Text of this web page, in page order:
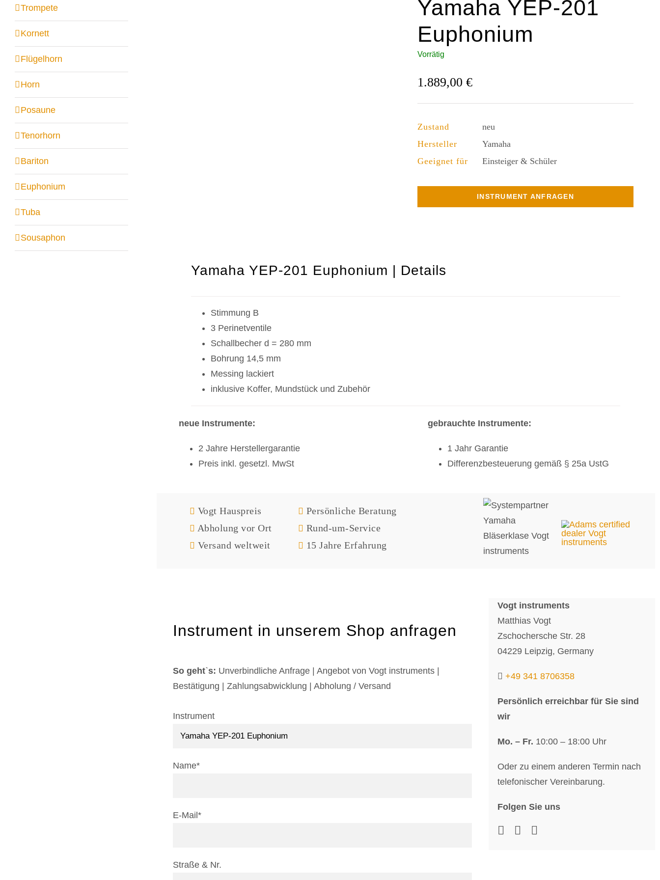
Yamaha YEP-201
Euphonium
Vorrätig
1.889,00€
Zustand
neu
Hersteller
Yamaha
Geeignet für
Einsteiger & Schüler
INSTRUMENT ANFRAGEN
Yamaha YEP-201 Euphonium | Details
Stimmung B
3 Perinetventile
Schallbecher d = 280 mm
Bohrung 14,5 mm
Messing lackiert
inklusive Koffer, Mundstück und Zubehör
neue Instrumente:
2 Jahre Herstellergarantie
Preis inkl. gesetzl. MwSt
gebrauchte Instrumente:
1 Jahr Garantie
Differenzbesteuerung gemäß § 25a UstG
Vogt Hauspreis
Abholung vor Ort
Versand weltweit
Persönliche Beratung
Rund-um-Service
15 Jahre Erfahrung
Instrument in unserem Shop anfragen
So gehtˋs: Unverbindliche Anfrage | Angebot von Vogt instruments |
Bestätigung |Zahlungsabwicklung |Abholung / Versand
Instrument
Name*
E-Mail*
Straße & Nr.
Vogt instruments
Matthias Vogt
Zschochersche Str. 28
04229 Leipzig, Germany
+49 341 8706358
Persönlich erreichbar für Sie sind
wir
Mo. – Fr. 10:00 – 18:00 Uhr
Oder zu einem anderen Termin nach
telefonischer Vereinbarung.
Folgen Sie uns
Trompete
Kornett
Flügelhorn
Horn
Posaune
Tenorhorn
Bariton
Euphonium
Tuba
Sousaphon